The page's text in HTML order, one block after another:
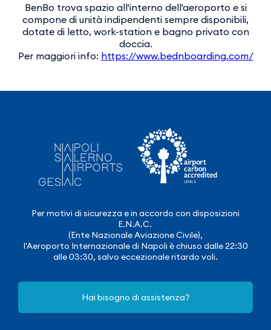
BenBo trova spazio all'interno dell'aeroporto e si
compone di unità indipendenti sempre disponibili,
dotate di letto, work-station e bagno privato con
doccia.
Per maggiori info: https://www.bednboarding.com/
Per motivi di sicurezza e in accordo con disposizioni
E.N.A.C.
(Ente Nazionale Aviazione Civile),
l'Aeroporto Internazionale di Napoli è chiuso dalle 22:30
alle 03:30, salvo eccezionale ritardo voli.
Hai bisogno di assistenza?